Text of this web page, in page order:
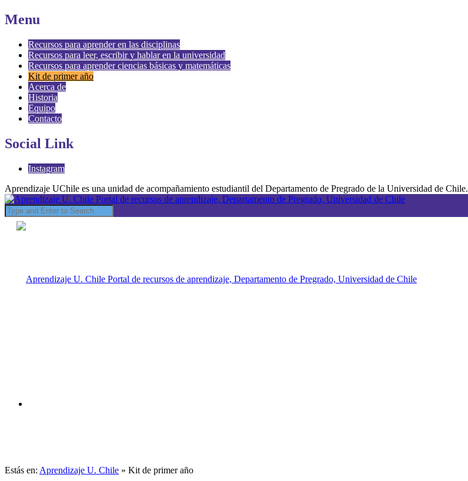
Menu
Recursos para aprender en las disciplinas
Recursos para leer, escribir y hablar en la universidad
Recursos para aprender ciencias básicas y matemáticas
Kit de primer año
Acerca de
Historia
Equipo
Contacto
Social Link
Instagram
Aprendizaje UChile es una unidad de acompañamiento estudiantil del Departamento de Pregrado de la Universidad de Chile.
Estás en: Aprendizaje U. Chile » Kit de primer año